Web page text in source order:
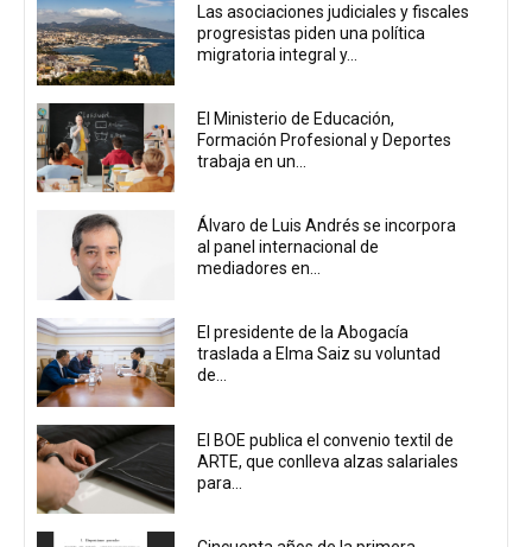
Las asociaciones judiciales y fiscales
progresistas piden una política
migratoria integral y...
El Ministerio de Educación,
Formación Profesional y Deportes
trabaja en un...
Álvaro de Luis Andrés se incorpora
al panel internacional de
mediadores en...
El presidente de la Abogacía
traslada a Elma Saiz su voluntad
de...
El BOE publica el convenio textil de
ARTE, que conlleva alzas salariales
para...